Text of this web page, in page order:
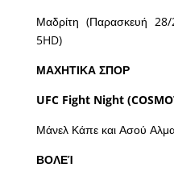
Μαδρίτη (Παρασκευή
5HD)
ΜΑΧΗΤΙΚΑ ΣΠΟΡ
UFC Fight Night
Μάνελ Κάπε και Ασού
ΒΟΛΕΊ